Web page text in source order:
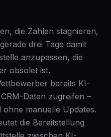
die Zahlen stagnieren,
drei Tage damit
anzupassen, die
obsolet ist.
bereits KI-
Daten zugreifen –
manuelle Updates.
die Bereitstellung